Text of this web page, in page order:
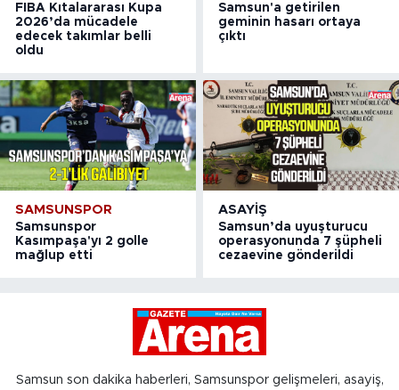
FIBA Kıtalararası Kupa
2026’da mücadele
edecek takımlar belli
oldu
Samsun'a getirilen
geminin hasarı ortaya
çıktı
SAMSUNSPOR
Samsunspor
Kasımpaşa'yı 2 golle
mağlup etti
ASAYIŞ
Samsun’da uyuşturucu
operasyonunda 7 şüpheli
cezaevine gönderildi
Samsun son dakika haberleri, Samsunspor gelişmeleri, asayiş,